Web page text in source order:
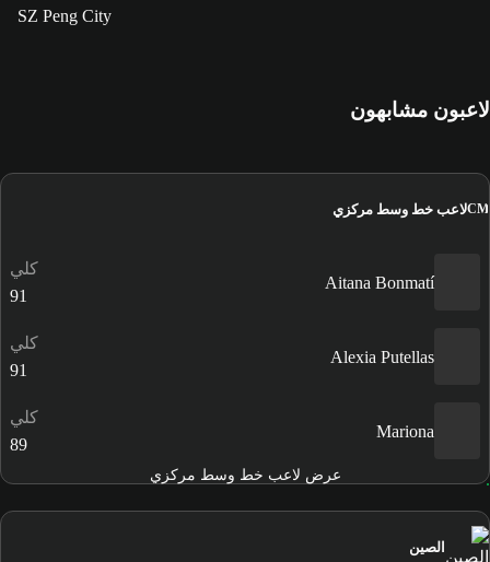
SZ Peng City
لاعبون مشابهون
CMلاعب خط وسط مركزي
Aitana Bonmatí
كلي
91
Alexia Putellas
كلي
91
Mariona
كلي
89
عرض لاعب خط وسط مركزي
الصين